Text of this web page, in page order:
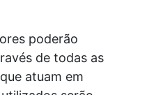
poderão
de todas as
atuam em